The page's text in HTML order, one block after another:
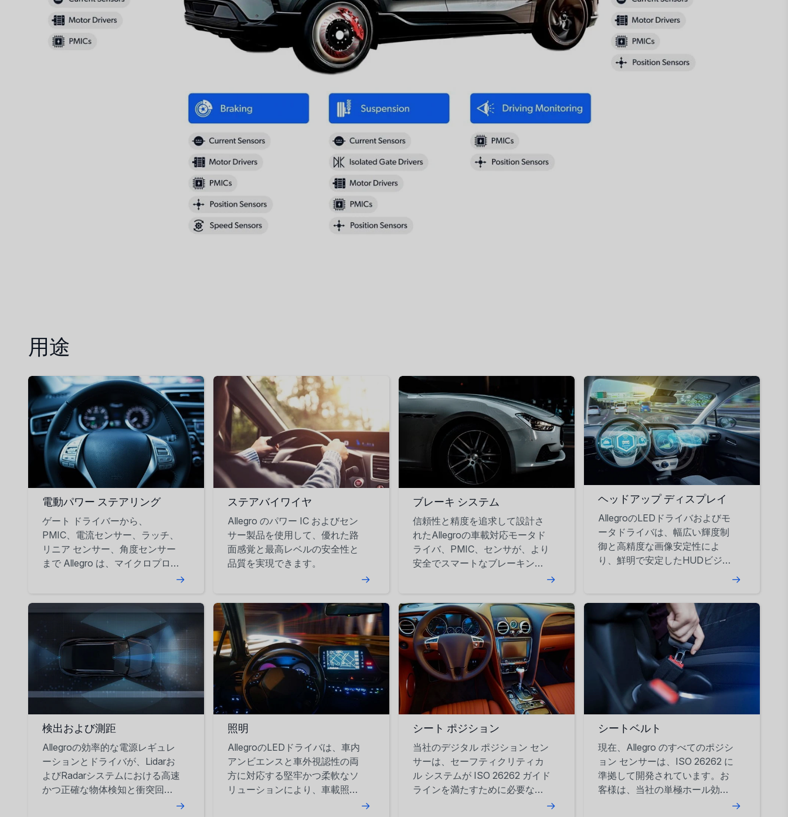
用途
電動パワー ステアリング
ゲート ドライバーから、
PMIC、電流センサー、ラッチ、
リニア センサー、角度センサー
まで Allegro は、マイクロプロセ
ッサーを除く EPS に必要なすべ
ステアバイワイヤ
Allegro のパワー IC およびセン
サー製品を使用して、優れた路
面感覚と最高レベルの安全性と
品質を実現できます。
ブレーキ システム
信頼性と精度を追求して設計さ
れたAllegroの車載対応モータド
ライバ、PMIC、センサが、より
安全でスマートなブレーキング
ヘッドアップ ディスプレイ
AllegroのLEDドライバおよびモ
ータドライバは、幅広い輝度制
御と高精度な画像安定性によ
り、鮮明で安定したHUDビジュ
検出および測距
Allegroの効率的な電源レギュレ
ーションとドライバが、Lidarお
よびRadarシステムにおける高速
かつ正確な物体検知と衝突回避
照明
AllegroのLEDドライバは、車内
アンビエンスと車外視認性の両
方に対応する堅牢かつ柔軟なソ
リューションにより、車載照明
シート ポジション
当社のデジタル ポジション セン
サーは、セーフティクリティカ
ル システムが ISO 26262 ガイド
ラインを満たすために必要な独
シートベルト
現在、Allegro のすべてのポジシ
ョン センサーは、ISO 26262 に
準拠して開発されています。お
客様は、当社の単極ホール効果